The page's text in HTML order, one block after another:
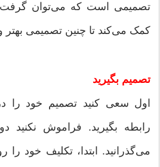
تصمیمی است که می‌توان
کمک می‌کند تا چنین تصمیمی بهتر
تصمیم بگیرید
اول سعی کنید تصمیم خود را
رابطه بگیرید. فراموش نکنید
می‌گذرانید. ابتدا، تکلیف خود